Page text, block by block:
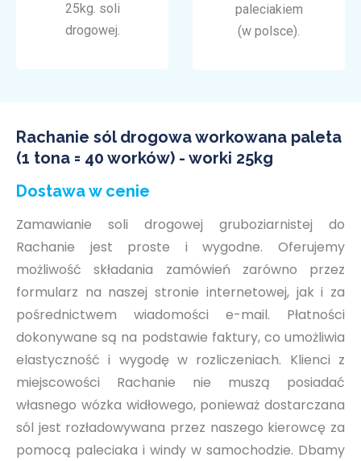
25kg. soli
drogowej.
paleciakiem
(w polsce).
Rachanie sól drogowa workowana paleta
(1 tona = 40 worków) - worki 25kg
Dostawa w cenie
Zamawianie soli drogowej gruboziarnistej do
Rachanie jest proste i wygodne. Oferujemy
możliwość składania zamówień zarówno przez
formularz na naszej stronie internetowej, jak i za
pośrednictwem wiadomości e-mail. Płatności
dokonywane są na podstawie faktury, co umożliwia
elastyczność i wygodę w rozliczeniach. Klienci z
miejscowości Rachanie nie muszą posiadać
własnego wózka widłowego, ponieważ dostarczana
sól jest rozładowywana przez naszego kierowcę za
pomocą paleciaka i windy w samochodzie. Dbamy